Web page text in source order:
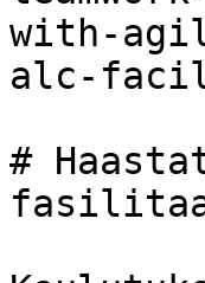
with-
alc-
#